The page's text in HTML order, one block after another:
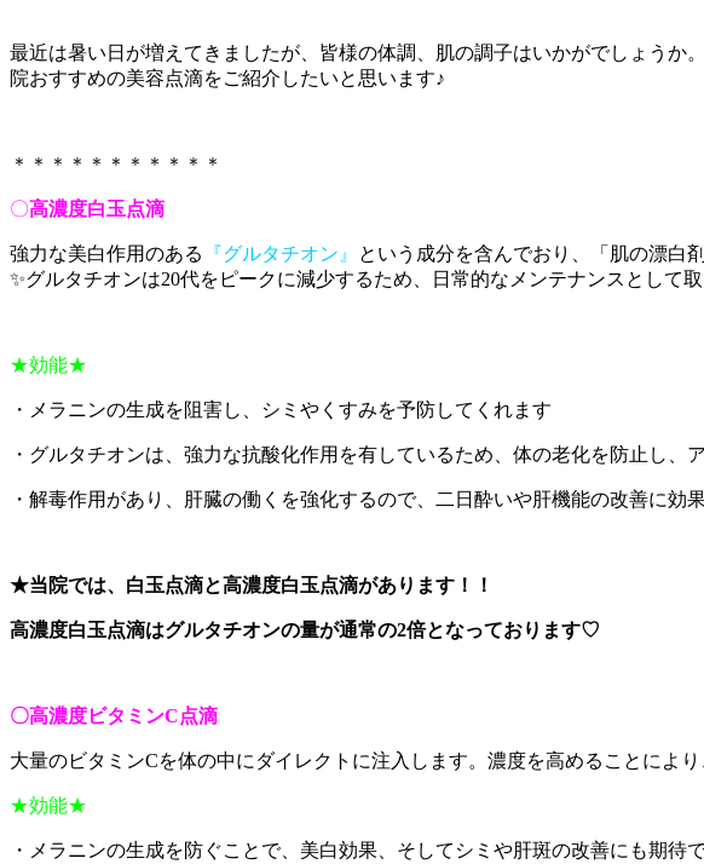
最近は暑い日が増えてきましたが、皆様の体調、肌の調子はいかがでしょう
院おすすめの美容点滴をご紹介したいと思います♪
＊＊＊＊＊＊＊＊＊＊＊
〇高濃度白玉点滴
強力な美白作用のある 『グルタチオン』
という成分を含んでおり、「肌の漂白
✨グルタチオンは20代をピークに減少するため、日常的なメンテナンスとして
★効能★
・メラニンの生成を阻害し、シミやくすみを予防してくれます
・グルタチオンは、強力な抗酸化作用を有しているため、体の老化を防止し、
・解毒作用があり、肝臓の働くを強化するので、二日酔いや肝機能の改善に効
★当院では、白玉点滴と高濃度白玉点滴があります！！
高濃度白玉点滴はグルタチオンの量が通常の2倍となっております♡
〇高濃度ビタミンC点滴
大量のビタミンCを体の中にダイレクトに注入します。濃度を高めることによ
★効能★
・メラニンの生成を防ぐことで、美白効果、そしてシミや肝斑の改善にも期待で